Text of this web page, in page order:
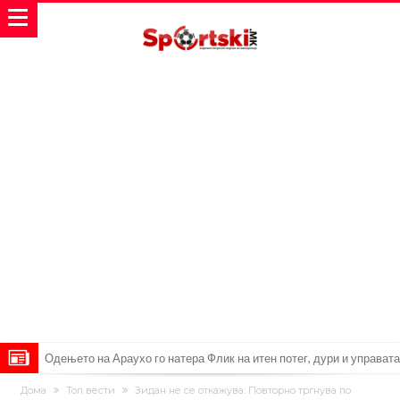
Одењето на Араухо го натера Флик на итен потег, дури и управата
на клубот е изненадена
Барселона и Сити без договор за трансфер на Родри
Дома Топ вести
Зидан не се откажува: Повторно тргнува по